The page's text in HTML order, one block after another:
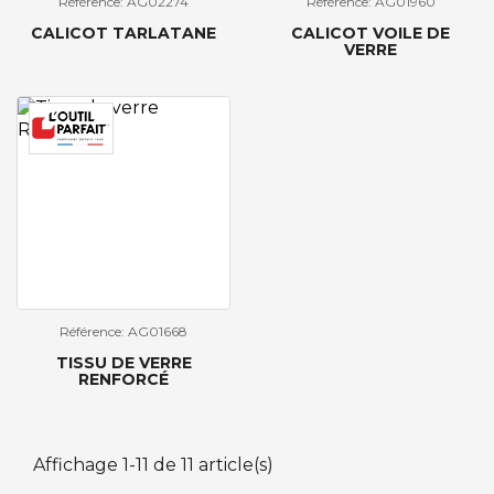
CALICOT TARLATANE
CALICOT VOILE DE
VERRE
Référence: AG01668
TISSU DE VERRE
RENFORCÉ
Affichage 1-11 de 11 article(s)